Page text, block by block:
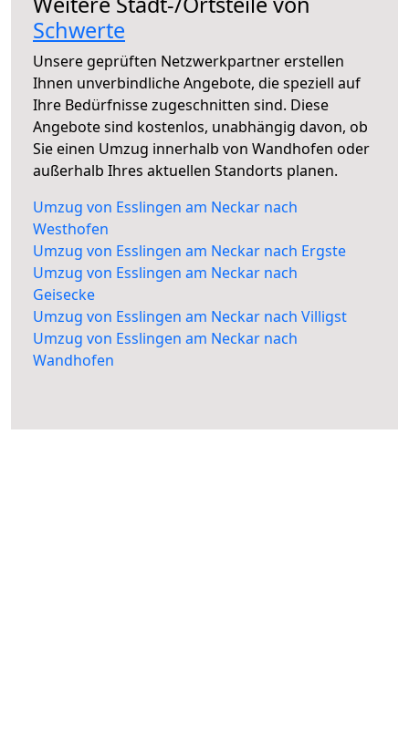
Schwerte
Unsere geprüften Netzwerkpartner erstellen
Ihnen unverbindliche Angebote, die speziell auf
Ihre Bedürfnisse zugeschnitten sind. Diese
Angebote sind kostenlos, unabhängig davon, ob
Sie einen Umzug innerhalb von Wandhofen oder
außerhalb Ihres aktuellen Standorts planen.
Umzug von Esslingen am Neckar nach
Westhofen
Umzug von Esslingen am Neckar nach Ergste
Umzug von Esslingen am Neckar nach
Geisecke
Umzug von Esslingen am Neckar nach Villigst
Umzug von Esslingen am Neckar nach
Wandhofen